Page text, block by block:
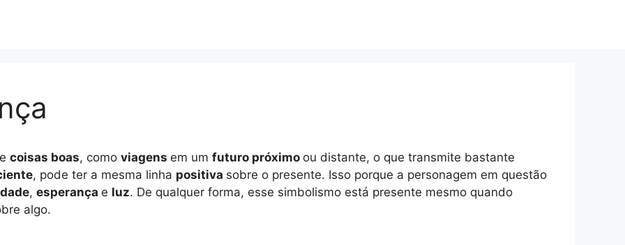
coisas boas, como viagens em um futuro próximo ou distante, o que transmite bastante
, pode ter a mesma linha positiva sobre o presente. Isso porque a personagem em questão
, esperança e luz. De qualquer forma, esse simbolismo está presente mesmo quando
algo.